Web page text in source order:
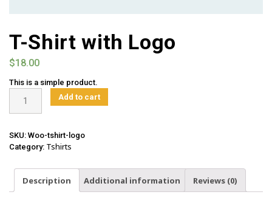
T-Shirt with Logo
$18.00
This is a simple product.
with
quantity
Add to cart
SKU: Woo-tshirt-logo
Category: Tshirts
Description Additional information Reviews (0)